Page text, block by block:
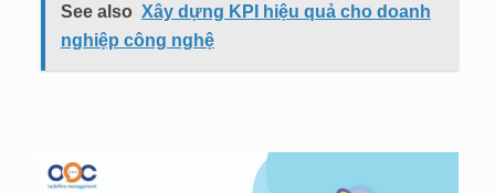
See also Xây dựng KPI hiệu quả cho doanh
nghiệp công nghệ